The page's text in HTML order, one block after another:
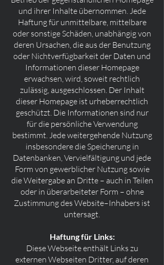
und ihrer Inhalte übernommen. Jede
Haftung für unmittelbare, mittelbare
oder sonstige Schäden, unabhängig von
deren Ursachen, die aus der Benutzung
oder Nichtverfügbarkeit der Daten und
Informationen dieser Homepage
erwachsen, wird, soweit rechtlich
zulässig, ausgeschlossen. Der Inhalt
dieser Homepage ist urheberrechtlich
geschützt. Die Informationen sind nur
für die persönliche Verwendung
bestimmt. Jede weitergehende Nutzung
insbesondere die Speicherung in
Datenbanken, Vervielfältigung und jede
Form von gewerblicher Nutzung sowie
die Weitergabe an Dritte – auch in Teilen
oder in überarbeiteter Form – ohne
Zustimmung des Website–Inhabers ist
untersagt.
Haftung für Links:
Diese Webseite enthält Links zu
externen Webseiten Dritter, auf deren